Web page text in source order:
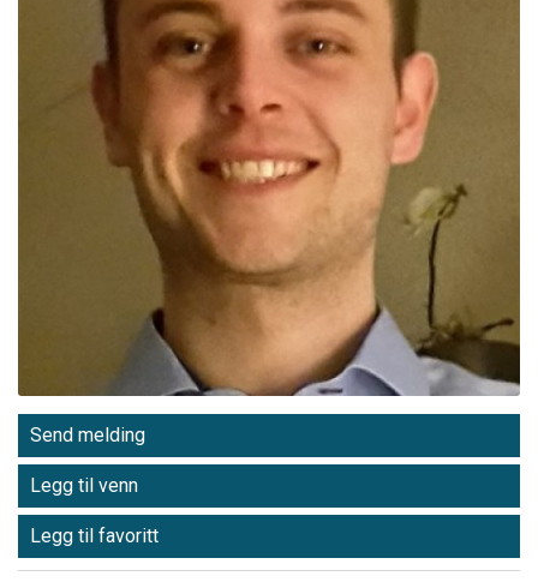
Send melding
Legg til venn
Legg til favoritt